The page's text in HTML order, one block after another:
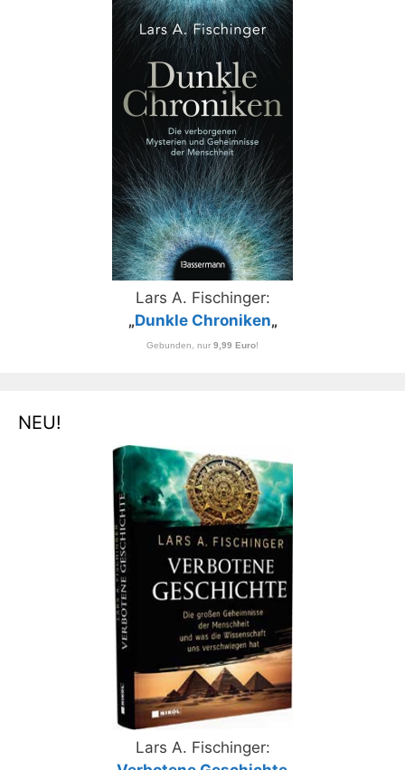
Lars A. Fischinger:
„Dunkle Chroniken„
Gebunden, nur 9,99 Euro!
NEU!
Lars A. Fischinger: